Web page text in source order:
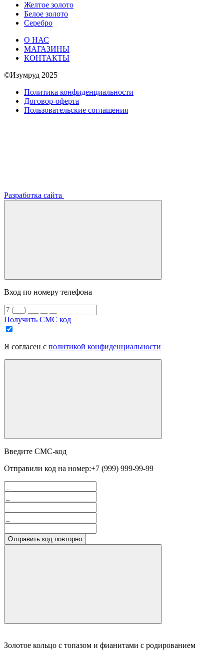
Желтое золото
Белое золото
Серебро
О НАС
МАГАЗИНЫ
КОНТАКТЫ
©Изумруд 2025
Политика конфиденциальности
Договор-оферта
Пользовательские соглашения
Разработка сайта
Вход по номеру телефона
Получить СМС код
Я согласен с политикой конфиденциальности
Введите СМС-код
Отправили код на номер:+7 (999) 999-99-99
Отправить код повторно
Золотое кольцо с топазом и фианитами с родированием